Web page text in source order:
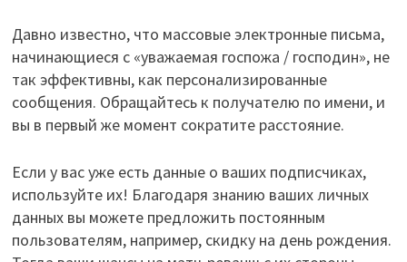
Давно известно, что массовые электронные письма,
начинающиеся с «уважаемая госпожа / господин», не
так эффективны, как персонализированные
сообщения. Обращайтесь к получателю по имени, и
вы в первый же момент сократите расстояние.
Если у вас уже есть данные о ваших подписчиках,
используйте их! Благодаря знанию ваших личных
данных вы можете предложить постоянным
пользователям, например, скидку на день рождения.